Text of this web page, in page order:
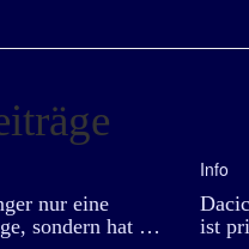
nur eine
sondern hat …
Info
ist